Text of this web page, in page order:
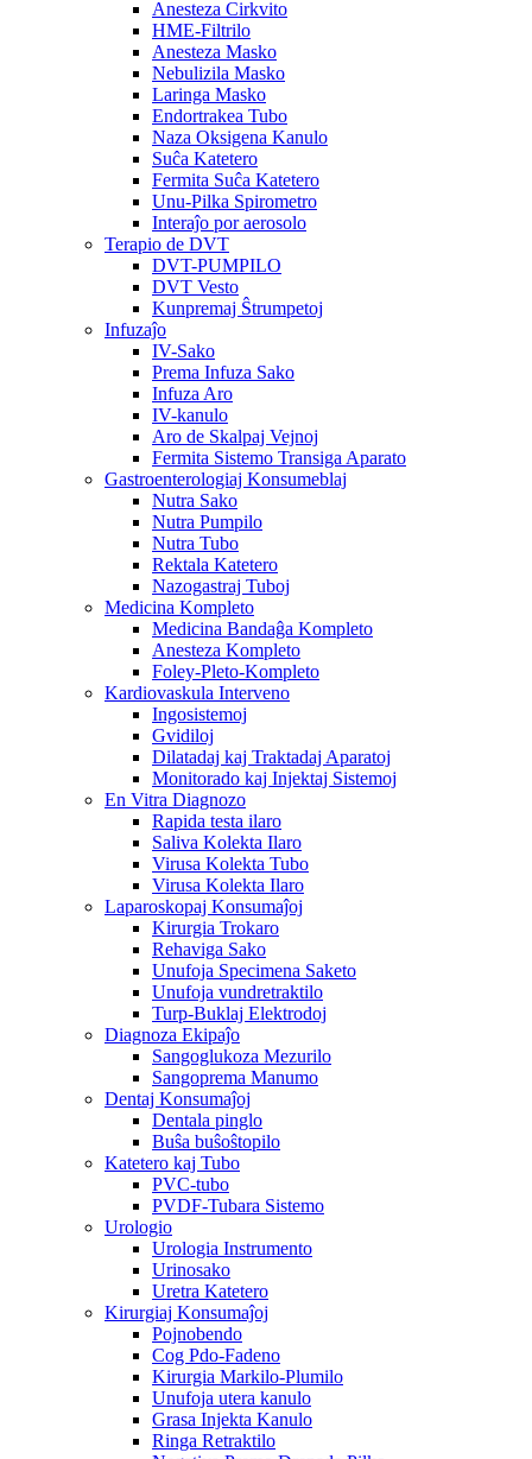
Anesteza Cirkvito
HME-Filtrilo
Anesteza Masko
Nebulizila Masko
Laringa Masko
Endortrakea Tubo
Naza Oksigena Kanulo
Suĉa Katetero
Fermita Suĉa Katetero
Unu-Pilka Spirometro
Interaĵo por aerosolo
Terapio de DVT
DVT-PUMPILO
DVT Vesto
Kunpremaj Ŝtrumpetoj
Infuzaĵo
IV-Sako
Prema Infuza Sako
Infuza Aro
IV-kanulo
Aro de Skalpaj Vejnoj
Fermita Sistemo Transiga Aparato
Gastroenterologiaj Konsumeblaj
Nutra Sako
Nutra Pumpilo
Nutra Tubo
Rektala Katetero
Nazogastraj Tuboj
Medicina Kompleto
Medicina Bandaĝa Kompleto
Anesteza Kompleto
Foley-Pleto-Kompleto
Kardiovaskula Interveno
Ingosistemoj
Gvidiloj
Dilatadaj kaj Traktadaj Aparatoj
Monitorado kaj Injektaj Sistemoj
En Vitra Diagnozo
Rapida testa ilaro
Saliva Kolekta Ilaro
Virusa Kolekta Tubo
Virusa Kolekta Ilaro
Laparoskopaj Konsumaĵoj
Kirurgia Trokaro
Rehaviga Sako
Unufoja Specimena Saketo
Unufoja vundretraktilo
Turp-Buklaj Elektrodoj
Diagnoza Ekipaĵo
Sangoglukoza Mezurilo
Sangoprema Manumo
Dentaj Konsumaĵoj
Dentala pinglo
Buŝa buŝoŝtopilo
Katetero kaj Tubo
PVC-tubo
PVDF-Tubara Sistemo
Urologio
Urologia Instrumento
Urinosako
Uretra Katetero
Kirurgiaj Konsumaĵoj
Pojnobendo
Cog Pdo-Fadeno
Kirurgia Markilo-Plumilo
Unufoja utera kanulo
Grasa Injekta Kanulo
Ringa Retraktilo